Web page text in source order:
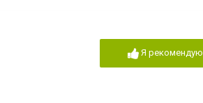
Я рекомендую